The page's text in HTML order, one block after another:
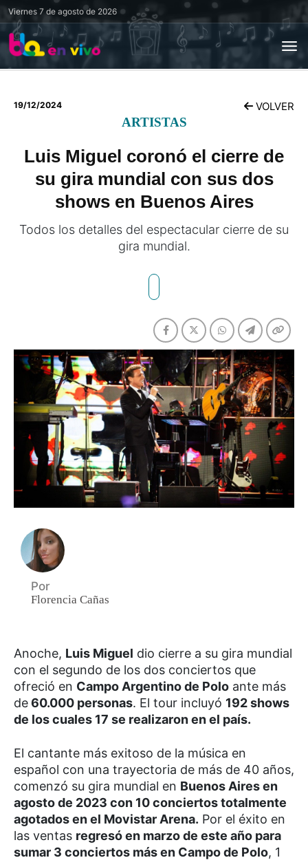
Viernes 7 de agosto de 2026
19/12/2024 VOLVER
ARTISTAS
Luis Miguel coronó el cierre de
su gira mundial con sus dos
shows en Buenos Aires
Todos los detalles del espectacular cierre de su
gira mundial.
Por
Florencia Cañas
Anoche, Luis Miguel dio cierre a su gira mundial
con el segundo de los dos conciertos que
ofreció en Campo Argentino de Polo ante más
de60.000 personas. El tour incluyó 192 shows
de los cuales 17 se realizaron en el país.
El cantante más exitoso de la música en
español con una trayectoria de más de 40 años,
comenzó su gira mundial en Buenos Aires en
agosto de 2023 con 10 conciertos totalmente
agotados en el Movistar Arena. Por el éxito en
las ventas regresó en marzo de este año para
sumar 3 conciertos más en Campo de Polo, 1